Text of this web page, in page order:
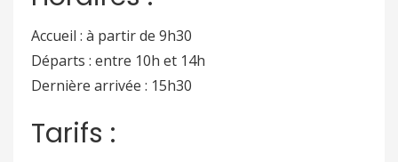
Accueil : à partir de 9h30
Départs : entre 10h et 14h
Dernière arrivée : 15h30
Tarifs :